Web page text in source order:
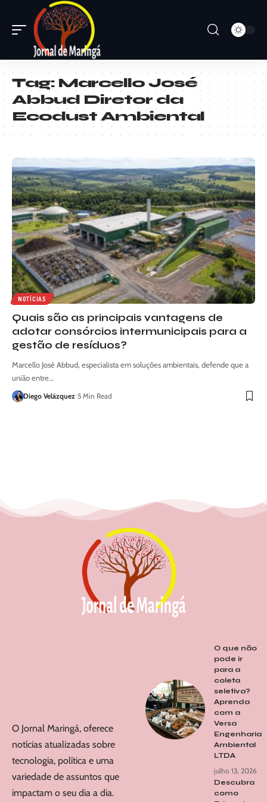
Tag:Marcello José
Abbud Diretor da
Ecodust Ambiental
NOTÍCIAS
Quais são as principais vantagens de
adotar consórcios intermunicipais para a
gestão de resíduos?
Marcello José Abbud, especialista em soluções ambientais, defende que a
união entre…
Diego Velázquez 5 Min Read
O Jornal Maringá, oferece
notícias atualizadas sobre
tecnologia, política e uma
variedade de assuntos que
impactam o seu dia a dia.
O que não
pode ir
para a
coleta
seletiva?
Aprenda
com a
Versa
Engenharia
Ambiental
LTDA
julho 13, 2026
Descubra
como